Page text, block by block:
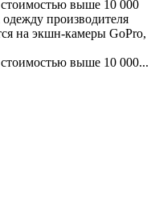
стоимостью выше 10 000
производителя
на экшн-камеры GoPro,
выше 10 000...